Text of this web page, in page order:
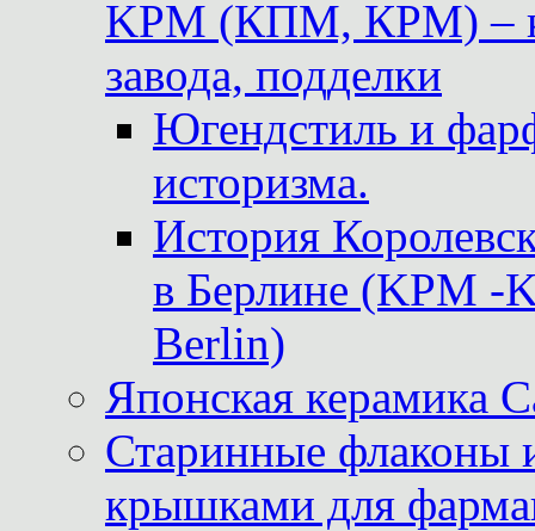
KPM (КПМ, КРМ) –
завода, подделки
Югендстиль и
историзма.
История
в Берлине (KPM -
Berlin)
Японская керамика
Старинные флаконы
крышками для